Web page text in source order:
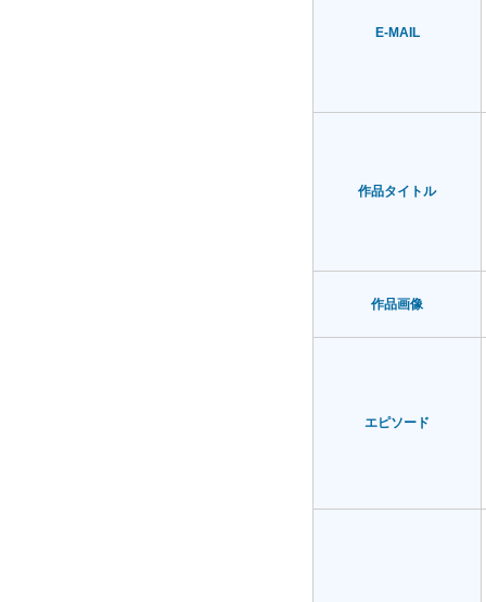
E-MAIL
作品タイトル
作品画像
エピソード